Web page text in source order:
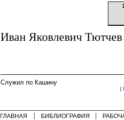
Иван Яковлевич Тютчев
Служил по Кашину
[
ГЛАВНАЯ БИБЛИОГРАФИЯ